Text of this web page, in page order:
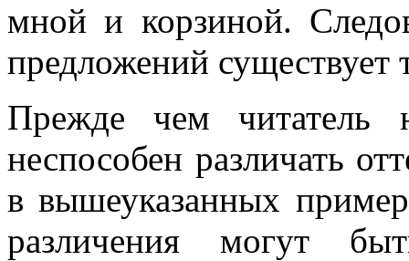
мной и корзиной.
предложений существует
Прежде чем читатель
неспособен различать
в вышеуказанных
различения могут